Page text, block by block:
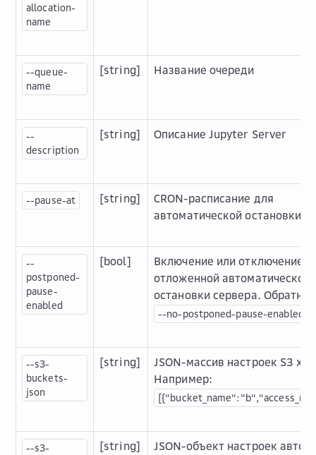
allocation-
name
--queue-
name
[string] Название очереди
--
description
[string] Описание Jupyter Server
--pause-at [string]
CRON-расписание для
автоматической остановки
--
postponed-
pause-
enabled
[bool]
Включение или отключение
отложенной автоматической
остановки сервера.
--no-postponed-pause-enabled
--s3-
buckets-
json
[string]
JSON-массив настроек S3
Например:
--s3-
[string]
JSON-объект настроек